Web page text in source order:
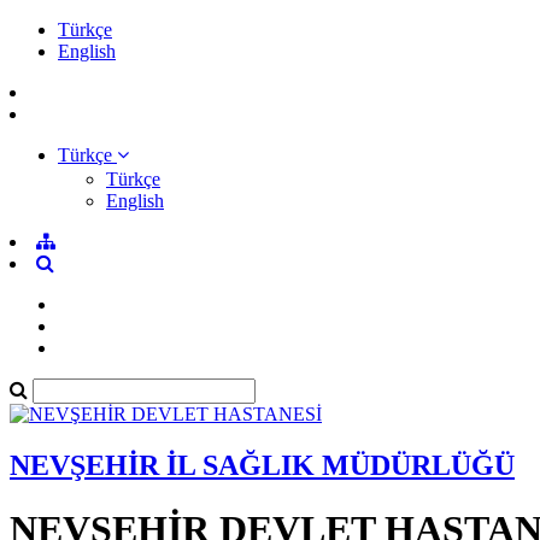
Türkçe
English
Türkçe
Türkçe
English
NEVŞEHİR İL SAĞLIK MÜDÜRLÜĞÜ
NEVŞEHİR DEVLET